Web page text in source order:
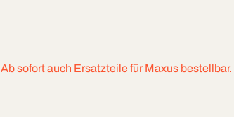
Ab sofort auch Ersatzteile für Maxus bestellbar.